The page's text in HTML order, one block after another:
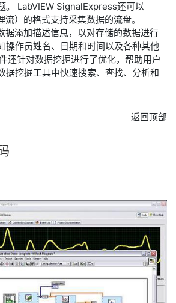
。 LabVIEW SignalExpress还可以
）的格式支持采集数据的流盘。
据添加描述信息，以对存储的数据进行
操作员姓名、日期和时间以及各种其他
还针对数据挖掘进行了优化，帮助用户
据挖掘工具中快速搜索、查找、分析和
返回顶部